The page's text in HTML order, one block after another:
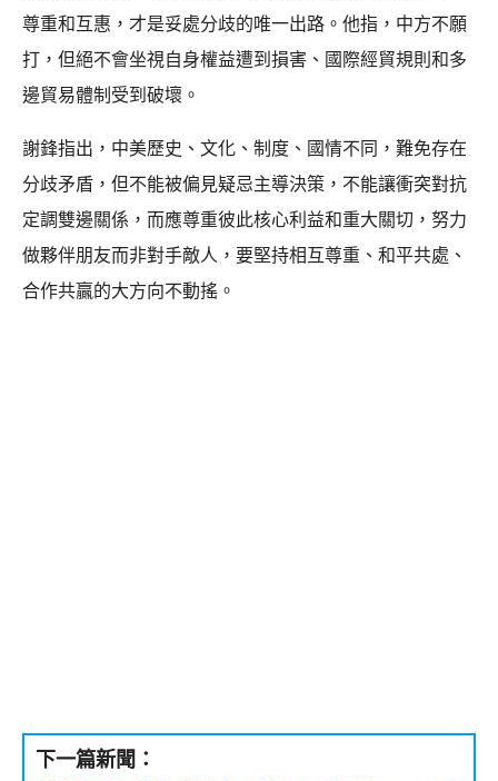
尊重和互惠，才是妥處分歧的唯一出路。他指，中方不願
打，但絕不會坐視自身權益遭到損害、國際經貿規則和多
邊貿易體制受到破壞。
謝鋒指出，中美歷史、文化、制度、國情不同，難免存在
分歧矛盾，但不能被偏見疑忌主導決策，不能讓衝突對抗
定調雙邊關係，而應尊重彼此核心利益和重大關切，努力
做夥伴朋友而非對手敵人，要堅持相互尊重、和平共處、
合作共贏的大方向不動搖。
下一篇新聞：